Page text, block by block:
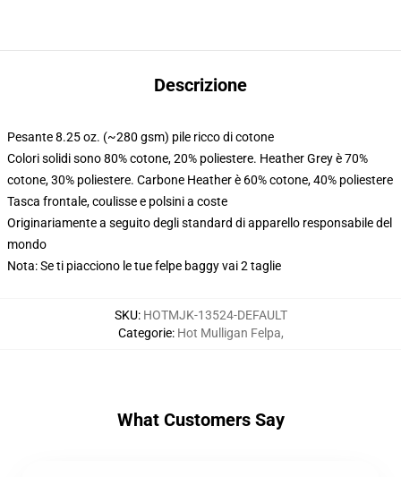
Descrizione
Pesante 8.25 oz. (~280 gsm) pile ricco di cotone
Colori solidi sono 80% cotone, 20% poliestere. Heather Grey è 70%
cotone, 30% poliestere. Carbone Heather è 60% cotone, 40% poliestere
Tasca frontale, coulisse e polsini a coste
Originariamente a seguito degli standard di apparello responsabile del
mondo
Nota: Se ti piacciono le tue felpe baggy vai 2 taglie
SKU: HOTMJK-13524-DEFAULT
Categorie: Hot Mulligan Felpa,
What Customers Say